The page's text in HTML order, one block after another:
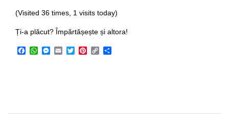
(Visited 36 times, 1 visits today)
Ți-a plăcut? Împărtășește și altora!
Facebook
WhatsApp
Messenger
EmailTwitterPinterest
Copy